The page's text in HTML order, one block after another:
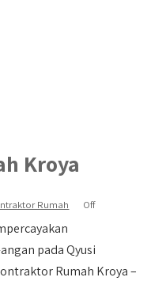
Kroya
Rumah Off
pada Qyusi
Rumah Kroya –